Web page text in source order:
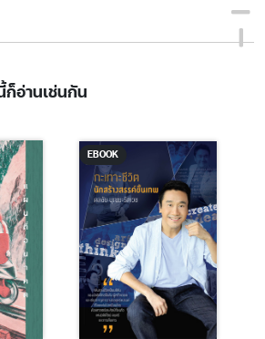
อ่านเช่นกัน
EBOOK